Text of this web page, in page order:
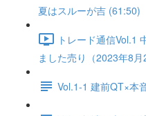
夏はスルーが吉 (61:50)
トレード通信Vol.1
ました売り（2023年8
Vol.1-1 建前QT×本